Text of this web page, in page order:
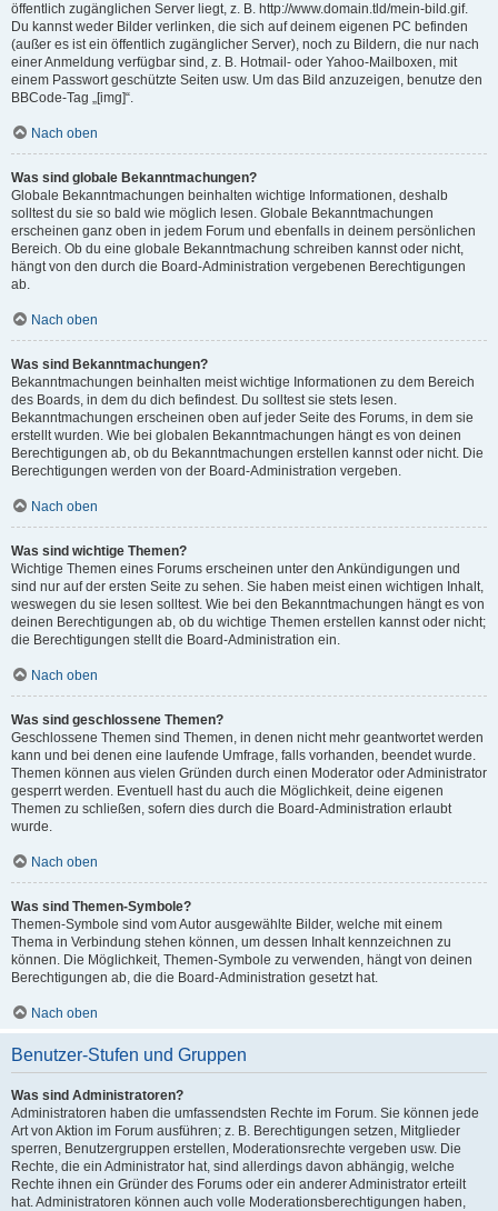
öffentlich zugänglichen Server liegt, z. B. http://www.domain.tld/mein-bild.gif.
Du kannst weder Bilder verlinken, die sich auf deinem eigenen PC befinden
(außer es ist ein öffentlich zugänglicher Server), noch zu Bildern, die nur nach
einer Anmeldung verfügbar sind, z. B. Hotmail- oder Yahoo-Mailboxen, mit
einem Passwort geschützte Seiten usw. Um das Bild anzuzeigen, benutze den
BBCode-Tag „[img]“.
Nach oben
Was sind globale Bekanntmachungen?
Globale Bekanntmachungen beinhalten wichtige Informationen, deshalb
solltest du sie so bald wie möglich lesen. Globale Bekanntmachungen
erscheinen ganz oben in jedem Forum und ebenfalls in deinem persönlichen
Bereich. Ob du eine globale Bekanntmachung schreiben kannst oder nicht,
hängt von den durch die Board-Administration vergebenen Berechtigungen
ab.
Nach oben
Was sind Bekanntmachungen?
Bekanntmachungen beinhalten meist wichtige Informationen zu dem Bereich
des Boards, in dem du dich befindest. Du solltest sie stets lesen.
Bekanntmachungen erscheinen oben auf jeder Seite des Forums, in dem sie
erstellt wurden. Wie bei globalen Bekanntmachungen hängt es von deinen
Berechtigungen ab, ob du Bekanntmachungen erstellen kannst oder nicht. Die
Berechtigungen werden von der Board-Administration vergeben.
Nach oben
Was sind wichtige Themen?
Wichtige Themen eines Forums erscheinen unter den Ankündigungen und
sind nur auf der ersten Seite zu sehen. Sie haben meist einen wichtigen Inhalt,
weswegen du sie lesen solltest. Wie bei den Bekanntmachungen hängt es von
deinen Berechtigungen ab, ob du wichtige Themen erstellen kannst oder nicht;
die Berechtigungen stellt die Board-Administration ein.
Nach oben
Was sind geschlossene Themen?
Geschlossene Themen sind Themen, in denen nicht mehr geantwortet werden
kann und bei denen eine laufende Umfrage, falls vorhanden, beendet wurde.
Themen können aus vielen Gründen durch einen Moderator oder Administrator
gesperrt werden. Eventuell hast du auch die Möglichkeit, deine eigenen
Themen zu schließen, sofern dies durch die Board-Administration erlaubt
wurde.
Nach oben
Was sind Themen-Symbole?
Themen-Symbole sind vom Autor ausgewählte Bilder, welche mit einem
Thema in Verbindung stehen können, um dessen Inhalt kennzeichnen zu
können. Die Möglichkeit, Themen-Symbole zu verwenden, hängt von deinen
Berechtigungen ab, die die Board-Administration gesetzt hat.
Nach oben
Benutzer-Stufen und Gruppen
Was sind Administratoren?
Administratoren haben die umfassendsten Rechte im Forum. Sie können jede
Art von Aktion im Forum ausführen; z. B. Berechtigungen setzen, Mitglieder
sperren, Benutzergruppen erstellen, Moderationsrechte vergeben usw. Die
Rechte, die ein Administrator hat, sind allerdings davon abhängig, welche
Rechte ihnen ein Gründer des Forums oder ein anderer Administrator erteilt
hat. Administratoren können auch volle Moderationsberechtigungen haben,